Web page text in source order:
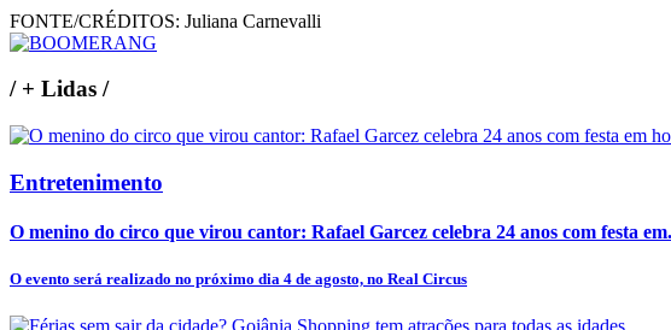
FONTE/CRÉDITOS: Juliana Carnevalli
/+ Lidas /
Entretenimento
O menino do circo que virou cantor: Rafael Garcez celebra 24 anos com festa
O evento será realizado no próximo dia 4 de agosto, no Real Circus